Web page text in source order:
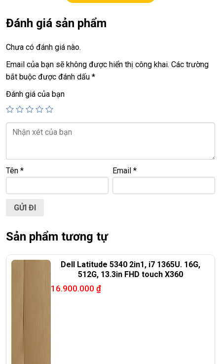
+ ssd256G (option 512G, 1T)
, xoay 360 độ, màu cực đẹp, sắc nét.
+ Vga intelUHD620upto4G.
+ Phím chiclet,
===========================================
LAPTOP TRIỀU PHÁT – UY TÍN – CHẤT LƯỢNG – GIÁ
RẺ.
Face. Viber. Zalo :
ĐC: 60/26 Đồng Đen, p.14, Tân Bình
Web:https://laptoptrieuphat.com
<<< Tất cả sản phẩm Laptop Triều Phát đều được bao ra
hãng check! >>>
Đánh giá sản phẩm
Chưa có đánh giá nào.
Email của bạn sẽ không được hiển thị công khai. Các trường
bắt buộc được đánh dấu *
Đánh giá của bạn
Tên * Email*
Sản phẩm tương tự
Dell Latitude 5340 2in1, i7 1365U. 16G,
512G, 13.3in FHD touch X360
16.900.000 ₫